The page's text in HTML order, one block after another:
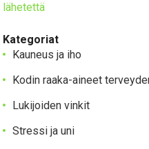
lähetettä
Kategoriat
Kauneus ja iho
Kodin raaka-aineet
Lukijoiden vinkit
Stressi ja uni